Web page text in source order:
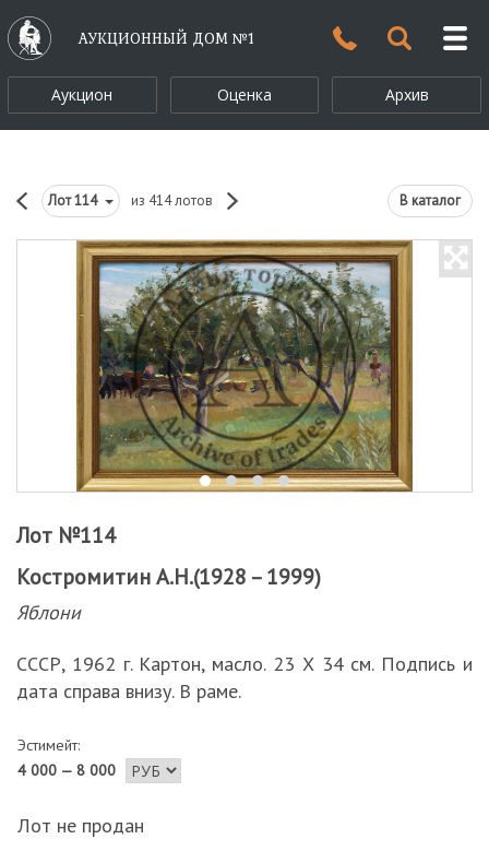
АУКЦИОННЫЙ ДОМ №1
Аукцион Оценка Архив
Лот114 из 414 лотов В каталог
Лот №114
Костромитин А.Н.(1928 – 1999)
Яблони
СССР, 1962 г. Картон, масло. 23 Х 34 см. Подпись и
дата справа внизу. В раме.
Эстимейт:
4 000 — 8 000
Лот не продан